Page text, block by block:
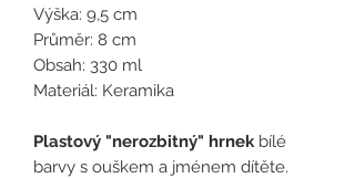
Výška: 9,5 cm
Průměr: 8 cm
Obsah: 330 ml
Materiál: Keramika
Plastový "nerozbitný" hrnekbílé
barvy s ouškem a jménem dítěte.